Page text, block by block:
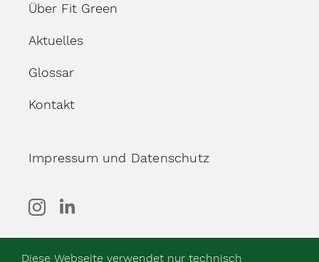
Über Fit Green
Aktuelles
Glossar
Kontakt
Impressum und Datenschutz
Diese Webseite verwendet nur technisch